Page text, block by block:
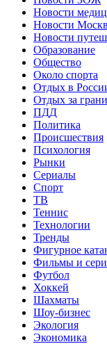
Новости
Новости
Новости
Образование
Общество
Около спорта
Отдых в
Отдых за
ПДД
Политика
Происшествия
Психология
Рынки
Сериалы
Спорт
ТВ
Теннис
Технологии
Тренды
Фигурное
Фильмы и
Футбол
Хоккей
Шахматы
Шоу-бизнес
Экология
Экономика